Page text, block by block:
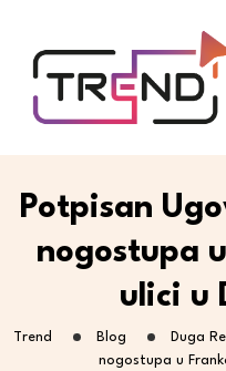
Potpisan
nogostupa
ulici u
Trend Blog Duga
nogostupa u